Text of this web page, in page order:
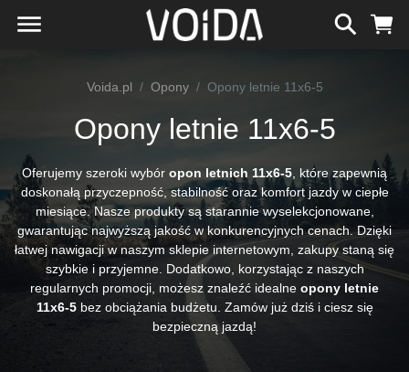
Voida.pl Opony Opony letnie 11x6-5
Opony letnie 11x6-5
Oferujemy szeroki wybór opon letnich 11x6-5 , które zapewnią
doskonałą przyczepność, stabilność oraz komfort jazdy w ciepłe
miesiące. Nasze produkty są starannie wyselekcjonowane,
gwarantując najwyższą jakość w konkurencyjnych cenach. Dzięki
łatwej nawigacji w naszym sklepie internetowym, zakupy staną się
szybkie i przyjemne. Dodatkowo, korzystając z naszych
regularnych promocji, możesz znaleźć idealne opony letnie
11x6-5bez obciążania budżetu. Zamów już dziś i ciesz się
bezpieczną jazdą!